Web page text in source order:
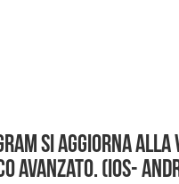
si aggiorna alla
avanzato. (iOS-